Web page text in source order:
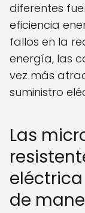
diferentes
eficiencia
fallos en la
energía, las
vez más
suministro
Las
de